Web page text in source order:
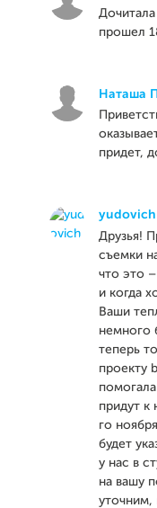
прошел
Наташа
придет,
Друзья!
съемки
что это
и когда
Ваши
немного
теперь
проекту
придут к
го
будет
у нас в
на вашу
уточним,